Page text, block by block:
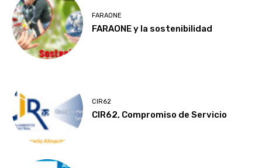
FARAONE
FARAONE y la sostenibilidad
CIR62
CIR62, Compromiso de Servicio